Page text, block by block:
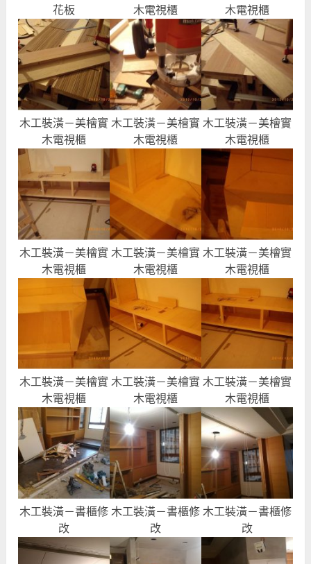
花板 木電視櫃 木電視櫃
木工裝潢－美檜實
木電視櫃
木工裝潢－美檜實
木電視櫃
木工裝潢－美檜實
木電視櫃
木工裝潢－美檜實
木電視櫃
木工裝潢－美檜實
木電視櫃
木工裝潢－美檜實
木電視櫃
木工裝潢－美檜實
木電視櫃
木工裝潢－美檜實
木電視櫃
木工裝潢－美檜實
木電視櫃
木工裝潢－書櫃修
改
木工裝潢－書櫃修
改
木工裝潢－書櫃修
改